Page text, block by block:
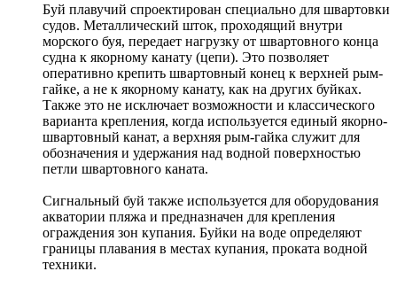
Буй плавучий спроектирован специально для швартовки
судов. Металлический шток, проходящий внутри
морского буя, передает нагрузку от швартовного конца
судна к якорному канату (цепи). Это позволяет
оперативно крепить швартовный конец к верхней рым-
гайке, а не к якорному канату, как на других буйках.
Также это не исключает возможности и классического
варианта крепления, когда используется единый якорно-
швартовный канат, а верхняя рым-гайка служит для
обозначения и удержания над водной поверхностью
петли швартовного каната.
Сигнальный буй также используется для оборудования
акватории пляжа и предназначен для крепления
ограждения зон купания. Буйки на воде определяют
границы плавания в местах купания, проката водной
техники.